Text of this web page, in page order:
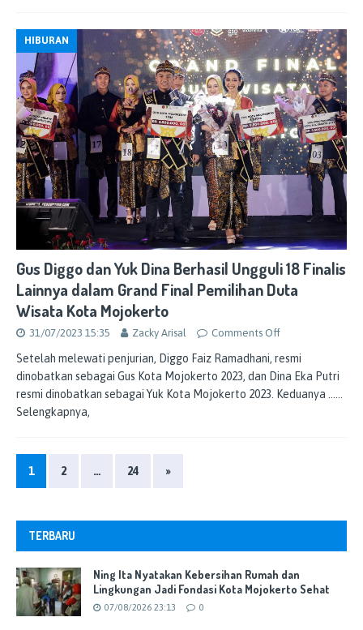
HIBURAN
Gus Diggo dan Yuk Dina Berhasil Ungguli 18 Finalis
Lainnya dalam Grand Final Pemilihan Duta
Wisata Kota Mojokerto
31/07/2023 15:35 Zacky Arisal Comments Off
Setelah melewati penjurian, Diggo Faiz Ramadhani, resmi
dinobatkan sebagai Gus Kota Mojokerto 2023, dan Dina Eka Putri
resmi dinobatkan sebagai Yuk Kota Mojokerto 2023. Keduanya
Selengkapnya,
1 2 … 24 »
TERBARU
Ning Ita Nyatakan Kebersihan Rumah dan
Lingkungan Jadi Fondasi Kota Mojokerto Sehat
07/08/2026 23:13 0